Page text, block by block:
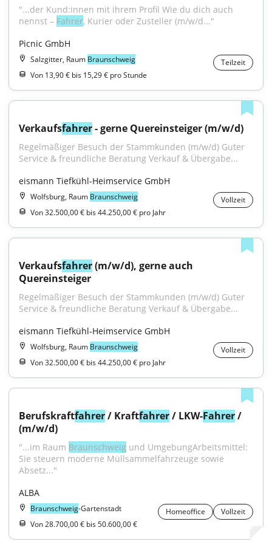
"...der Kund:innen mit ihrem Profil Wie du dich auch
nennst – Fahrer, Kurier oder Zusteller (m/w/d..."
Picnic GmbH
Salzgitter, Raum Braunschweig
Teilzeit
Von 13,90 € bis 15,29 € pro Stunde
Verkaufsfahrer - gerne Quereinsteiger (m/w/d)
Regelmäßiger Besuch der Stammkunden (m/w/d) Guter
Service & freundliche Beratung Verkauf & Übergabe...
eismann Tiefkühl-Heimservice GmbH
Wolfsburg, Raum Braunschweig
Vollzeit
Von 32.500,00 € bis 44.250,00 € pro Jahr
Verkaufsfahrer (m/w/d), gerne auch
Quereinsteiger
Regelmäßiger Besuch der Stammkunden (m/w/d) Guter
Service & freundliche Beratung Verkauf & Übergabe...
eismann Tiefkühl-Heimservice GmbH
Wolfsburg, Raum Braunschweig
Vollzeit
Von 32.500,00 € bis 44.250,00 € pro Jahr
Berufskraftfahrer / Kraftfahrer / LKW-Fahrer /
(m/w/d)
"...im Raum Braunschweig und UmgebungArbeitsmittel:
Sie steuern moderne Müllsammelfahrzeuge sowie
Absetz..."
ALBA
Braunschweig-Gartenstadt Homeoffice
Vollzeit
Von 28.700,00 € bis 50.600,00 €